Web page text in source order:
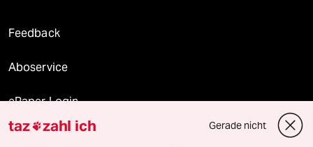
Feedback
Aboservice
ePaper Login
Downloads für Abonnierende
taz zahl ich Gerade nicht